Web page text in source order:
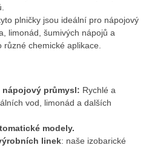
plničky jsou ideální pro nápojový
limonád, šumivých nápojů a
chemické aplikace.
průmysl: Rychlé a
vod, limonád a dalších
modely.
linek: naše izobarické